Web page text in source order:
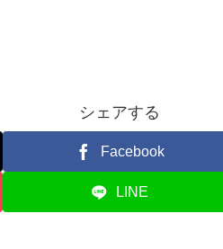
シェアする
Facebook
LINE